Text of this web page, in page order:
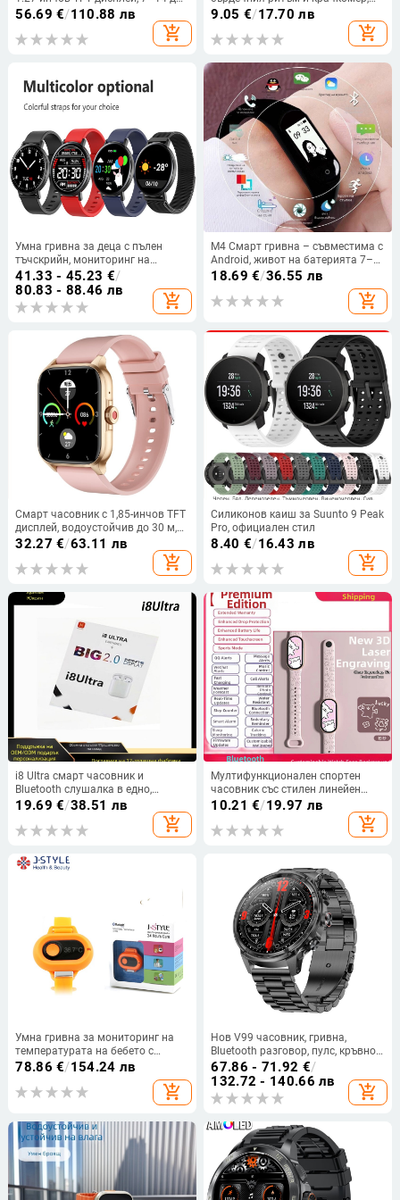
живот на батерията, мониторинг
мониторинг на кислород в
56.69 €/110.88 лв
add_shopping_cart
Bluetooth известия, живот на
батерията 7–14 дни, алуминиев
корпус
9.05 €/17.70 лв
add_shopping_cart
Умна гривна за деца с пълен
тъчскрийн, мониторинг на
сърдечен ритъм и кръвно
налягане, водоустойчива,
Bluetooth, живот на батерията 7–
14 дни
41.33 - 45.23 €/
80.83 - 88.46 лв
add_shopping_cart
M4 Смарт гривна – съвместима с
Android, живот на батерията 7–
14 дни, TPU каишка, 32MB памет,
18.69 €/36.55 лв
add_shopping_cart
Смарт часовник с 1,85-инчов TFT
дисплей, водоустойчив до 30 м,
мониторинг на сърдечния ритъм
и кръвното налягане и кислород
в кръвта, Bluetooth обаждания,
32.27 €/63.11 лв
add_shopping_cart
Силиконов каиш за Suunto 9 Peak
Pro, официален стил
8.40 €/16.43 лв
add_shopping_cart
i8 Ultra смарт часовник и
Bluetooth слушалка в едно,
двойна каишка, монитор за
кислород в кръвта и кръвното
налягане, безжично зарядване,
19.69 €/38.51 лв
add_shopping_cart
Мултифункционален спортен
часовник със стилен линейен
дизайн и смарт гривна:
сърдечния ритъм, кръвно
10.21 €/19.97 лв
add_shopping_cart
Умна гривна за мониторинг на
температурата на бебето с
AMOLED дисплей, силиконова
каишка, живот на батерията 7–
14 дни, за деца
78.86 €/154.24 лв
add_shopping_cart
Нов V99 часовник, гривна,
Bluetooth разговор, пулс, кръвно
налягане, кръвен кислород,
спорт, време, фенерче,
многофункционален, смарт
67.86 - 71.92 €/
132.72 - 140.66 лв
add_shopping_cart